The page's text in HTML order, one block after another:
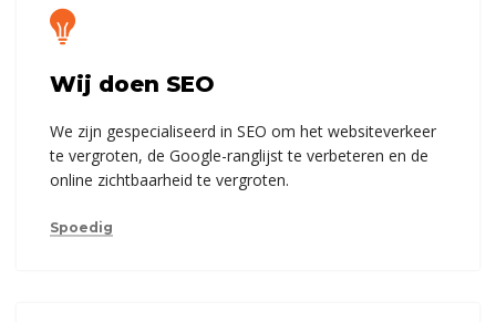
Wij doen SEO
We zijn gespecialiseerd in SEO om het websiteverkeer
te vergroten, de Google-ranglijst te verbeteren en de
online zichtbaarheid te vergroten.
Spoedig